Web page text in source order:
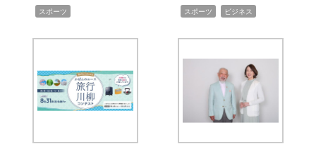
スポーツ スポーツ ビジネス